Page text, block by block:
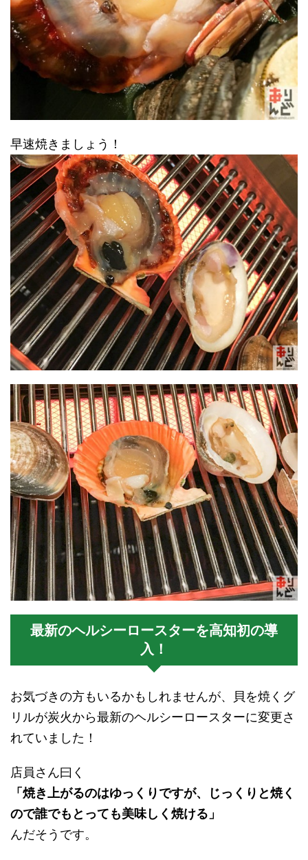
早速焼きましょう！
最新のヘルシーロースターを高知初の導
入！
お気づきの方もいるかもしれませんが、貝を焼くグ
リルが炭火から最新のヘルシーロースターに変更さ
れていました！
店員さん曰く
「焼き上がるのはゆっくりですが、じっくりと焼く
ので誰でもとっても美味しく焼ける」
んだそうです。